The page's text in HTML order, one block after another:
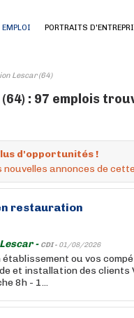
EMPLOI PORTRAITS
Lescar (64)
: 97 emplois
d'opportunités !
nouvelles annonces de
restauration
- CDI - 01/08/2026
ou vos
et installation des
8h - 1...